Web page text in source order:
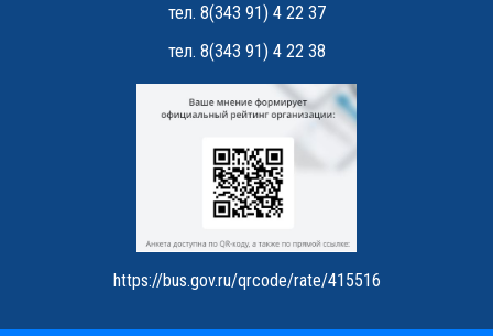
тел. 8(343 91) 4 22 37
тел. 8(343 91) 4 22 38
https://bus.gov.ru/qrcode/rate/415516